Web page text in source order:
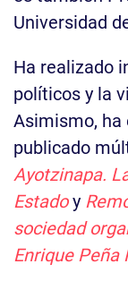
Universidad
Ha realizado
políticos y la
Asimismo, ha
publicado
Ayotzinapa.
Estado y
sociedad
Enrique Peña